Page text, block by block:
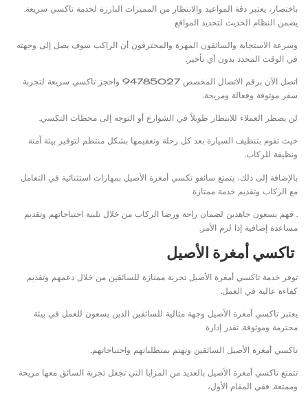
باختصار، يعتبر دقة المواعيد والانتظار من المميزات البارزة لخدمة تاكسي سريعة.
يضمن النظام الحديث لتحديد المواقع
وسرعة الاستجابة والسائقون المهرة والمحترفون أن الراكب سوف يصل إلى وجهته
في الوقت المحدد بدون أي تأخير.
اتصل الآن برقم الاتصال المخصص 94785027 واحجز تاكسي سريعة لتجربة
سفر موثوقة وفعالة ومريحة.
لن يضطر العملاء للانتظار طويلاً في الشوارع أو التوجه إلى محطات التكسي.
حيث تقوم بتنظيف السيارة بعد كل رحلة وتعقيمها بشكل منتظم لتوفير بيئة آمنة
ونظيفة للركاب.
بالإضافة إلى ذلك، يتمتع سائقو تكسي أمغرة الأصيل بمهارات استثنائية في التعامل
مع الركاب وتقديم خدمة ممتازة
. فهم يسعون جاهدين لضمان راحة ورضا الركاب من خلال تلبية احتياجاتهم وتقديم
مساعدة إضافية إذا لزم الأمر.
تاكسي أمغرة الأصيل
توفر خدمة تاكسي أمغرة الأصيل تجربة ممتازة للسائقين من خلال دعمهم وتقديم
كفاءة عالية في العمل.
يعتبر تاكسي أمغرة الأصيل وجهة مثالية للسائقين الذين يسعون للعمل في بيئة
محترمة وموثوقة. تقدر إدارة
تاكسي أمغرة الأصيل السائقين وتهتم بمتطلباتهم واحتياجاتهم.
تتمتع تاكسي أمغرة الأصيل بالعديد من المزايا التي تجعل تجربة السائق معها مريحة
وممتعة. ففي المقام الأول،